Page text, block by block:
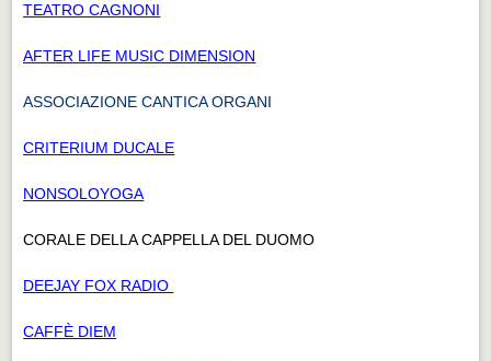
TEATRO CAGNONI
AFTER LIFE MUSIC DIMENSION
ASSOCIAZIONE CANTICA ORGANI
CRITERIUM DUCALE
NONSOLOYOGA
CORALE DELLA CAPPELLA DEL DUOMO
DEEJAY FOX RADIO
CAFFÈ DIEM